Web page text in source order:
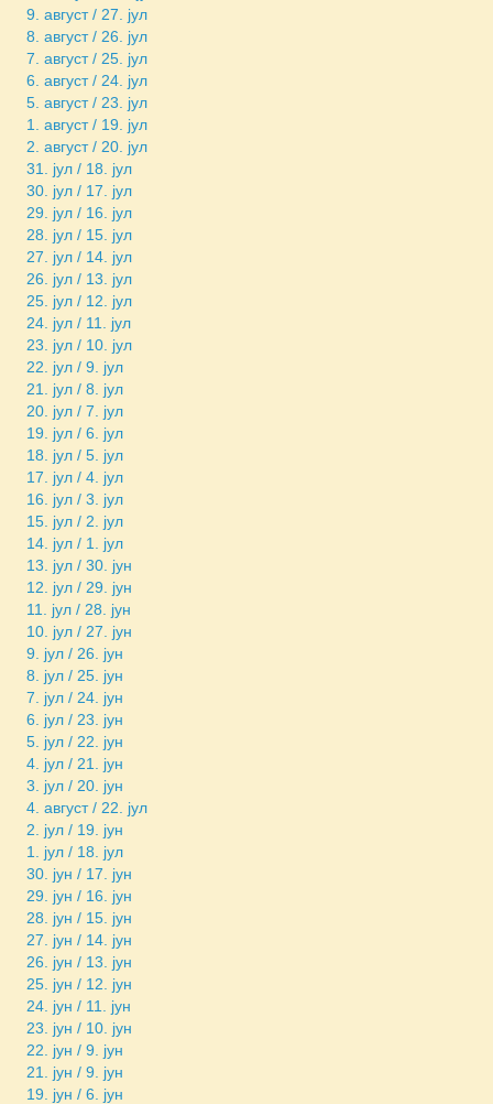
9. август / 27. јул
8. август / 26. јул
7. август / 25. јул
6. август / 24. јул
5. август / 23. јул
1. август / 19. јул
2. август / 20. јул
31. јул / 18. јул
30. јул / 17. јул
29. јул / 16. јул
28. јул / 15. јул
27. јул / 14. јул
26. јул / 13. јул
25. јул / 12. јул
24. јул / 11. јул
23. јул / 10. јул
22. јул / 9. јул
21. јул / 8. јул
20. јул / 7. јул
19. јул / 6. јул
18. јул / 5. јул
17. јул / 4. јул
16. јул / 3. јул
15. јул / 2. јул
14. јул / 1. јул
13. јул / 30. јун
12. јул / 29. јун
11. јул / 28. јун
10. јул / 27. јун
9. јул / 26. јун
8. јул / 25. јун
7. јул / 24. јун
6. јул / 23. јун
5. јул / 22. јун
4. јул / 21. јун
3. јул / 20. јун
4. август / 22. јул
2. јул / 19. јун
1. јул / 18. јул
30. јун / 17. јун
29. јун / 16. јун
28. јун / 15. јун
27. јун / 14. јун
26. јун / 13. јун
25. јун / 12. јун
24. јун / 11. јун
23. јун / 10. јун
22. јун / 9. јун
21. јун / 9. јун
19. јун / 6. јун